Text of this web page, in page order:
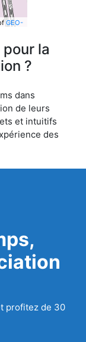
GEO-
la
?
dans
de leurs
et intuitifs
des
profitez de 30